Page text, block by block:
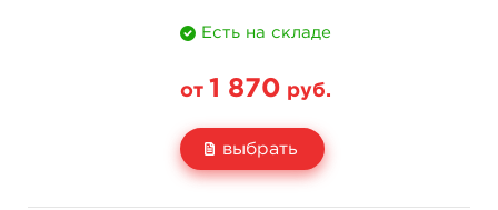
Есть на складе
от 1 870 руб.
выбрать